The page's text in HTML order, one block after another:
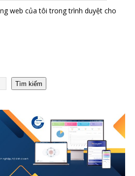
web của tôi trong trình duyệt cho
Tìm kiếm